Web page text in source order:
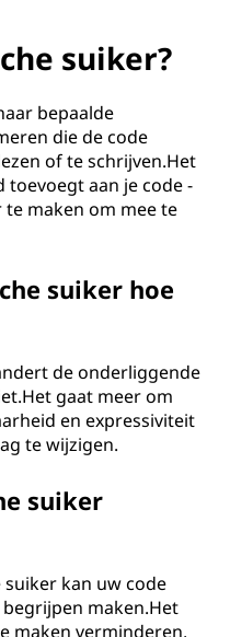
suiker?
bepaalde
die de code
of te schrijven.Het
toevoegt aan je code -
maken om mee te
suiker hoe
de onderliggende
gaat meer om
en expressiviteit
te wijzigen.
suiker
kan uw code
maken.Het
maken verminderen,